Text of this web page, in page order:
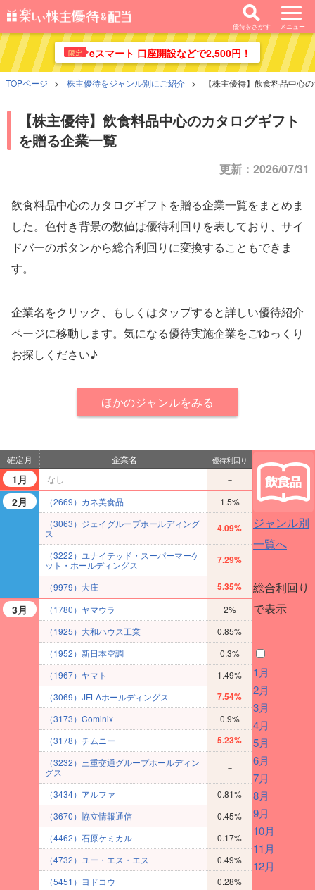
優待をさがす メニュー
限定 eスマート 口座開設などで2,500円！
TOPページ 株主優待をジャンル別にご紹介 【株主優待】飲食料品中心
【株主優待】飲食料品中心のカタログギフト
を贈る企業一覧
更新：2026/07/31
飲食料品中心のカタログギフトを贈る企業一覧をまとめま
した。色付き背景の数値は優待利回りを表しており、サイ
ドバーのボタンから総合利回りに変換することもできま
す。
企業名をクリック、もしくはタップすると詳しい優待紹介
ページに移動します。気になる優待実施企業をごゆっくり
お探しください♪
ほかのジャンルをみる
確定月 企業名 優待利回り
1月 なし －
2月 （2669）カネ美食品
1.5%
（3063）ジェイグループホールディング
ス
4.09%
（3222）ユナイテッド・スーパーマーケ
ット・ホールディングス
7.29%
（9979）大庄 5.35%
3月 （1780）ヤマウラ
2%
（1925）大和ハウス工業
0.85%
（1952）新日本空調
0.3%
（1967）ヤマト
1.49%
（3069）JFLAホールディングス
7.54%
（3173）Cominix
0.9%
（3178）チムニー
5.23%
（3232）三重交通グループホールディン
グス
－
（3434）アルファ
0.81%
（3670）協立情報通信
0.45%
（4462）石原ケミカル
0.17%
（4732）ユー・エス・エス
0.49%
（5451）ヨドコウ
0.28%
ジャンル別
一覧へ
総合利回り
で表示
1月
2月
3月
4月
5月
6月
7月
8月
9月
10月
11月
12月